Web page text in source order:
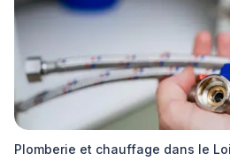
Plomberie et chauffage dans le